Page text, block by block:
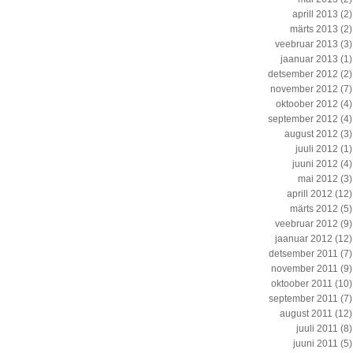
aprill 2013 (2)
märts 2013 (2)
veebruar 2013 (3)
jaanuar 2013 (1)
detsember 2012 (2)
november 2012 (7)
oktoober 2012 (4)
september 2012 (4)
august 2012 (3)
juuli 2012 (1)
juuni 2012 (4)
mai 2012 (3)
aprill 2012 (12)
märts 2012 (5)
veebruar 2012 (9)
jaanuar 2012 (12)
detsember 2011 (7)
november 2011 (9)
oktoober 2011 (10)
september 2011 (7)
august 2011 (12)
juuli 2011 (8)
juuni 2011 (5)